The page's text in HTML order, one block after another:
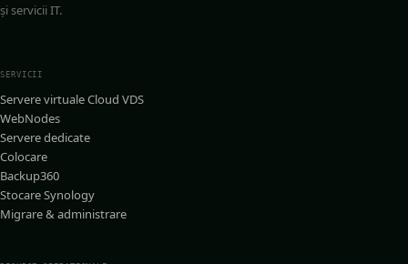
și servicii IT.
SERVICII
Servere virtuale Cloud VDS
WebNodes
Servere dedicate
Colocare
Backup360
Stocare Synology
Migrare & administrare